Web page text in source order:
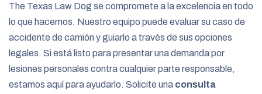
The Texas Law Dog se compromete a la excelencia en todo
lo que hacemos. Nuestro equipo puede evaluar su caso de
accidente de camión y guiarlo a través de sus opciones
legales. Si está listo para presentar una demanda por
lesiones personales contra cualquier parte responsable,
estamos aquí para ayudarlo. Solicite una consulta